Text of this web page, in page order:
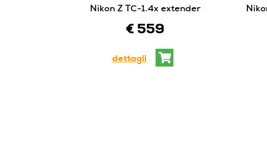
Nikon Z TC-1.4x extender
€ 559
dettagli